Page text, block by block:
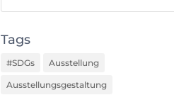
Tags
#SDGs Ausstellung
Ausstellungsgestaltung